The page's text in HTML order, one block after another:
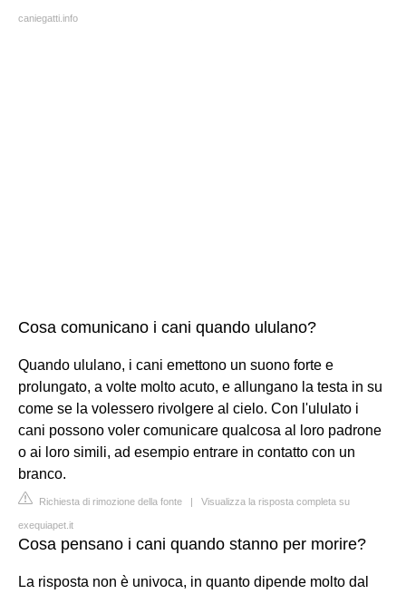
caniegatti.info
Cosa comunicano i cani quando ululano?
Quando ululano, i cani emettono un suono forte e
prolungato, a volte molto acuto, e allungano la testa in su
come se la volessero rivolgere al cielo. Con l'ululato i
cani possono voler comunicare qualcosa al loro padrone
o ai loro simili, ad esempio entrare in contatto con un
branco.
Richiesta di rimozione della fonte | Visualizza la risposta completa su
exequiapet.it
Cosa pensano i cani quando stanno per morire?
La risposta non è univoca, in quanto dipende molto dal